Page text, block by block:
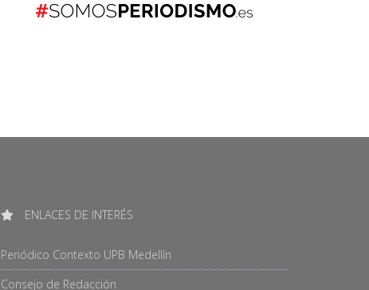
ENLACES DE INTERÉS
Periódico Contexto UPB Medellín
Consejo de Redacción